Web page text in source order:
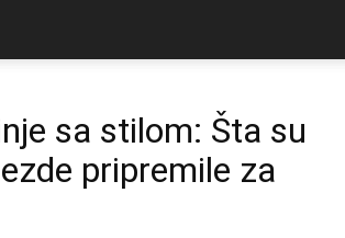
sa stilom: Šta su
pripremile za